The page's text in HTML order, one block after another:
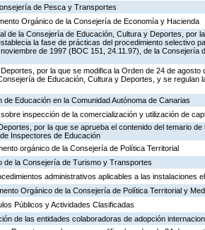
de Pesca y Transportes
Orgánico de la Consejería de Economía y Hacienda
de la Consejería de Educación, Cultura y Deportes, por
la fase de prácticas del procedimiento selectivo
de 1997 (BOC 151, 24.11.97), de la Consejería
por la que se modifica la Orden de 24 de agosto
de Educación, Cultura y Deportes, y se regulan
Educación en la Comunidad Autónoma de Canarias
inspección de la comercialización y utilización de
por la que se aprueba el contenido del temario de
Inspectores de Educación
orgánico de la Consejería de Política Territorial
de la Consejería de Turismo y Transportes
administrativos aplicables a las instalaciones
Orgánico de la Consejería de Política Territorial y
Públicos y Actividades Clasificadas
de las entidades colaboradoras de adopción